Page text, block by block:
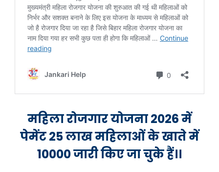
महिला रोजगार योजना 2026 में
पेमेंट 25 लाख महिलाओं के खाते में
10000 जारी किए जा चुके हैं।।